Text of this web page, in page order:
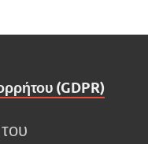
(GDPR)